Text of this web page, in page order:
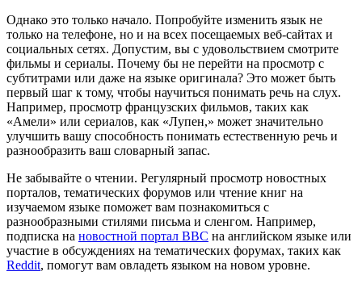
Однако это только начало. Попробуйте изменить язык не
только на телефоне, но и на всех посещаемых веб-сайтах и
социальных сетях. Допустим, вы с удовольствием смотрите
фильмы и сериалы. Почему бы не перейти на просмотр с
субтитрами или даже на языке оригинала? Это может быть
первый шаг к тому, чтобы научиться понимать речь на слух.
Например, просмотр французских фильмов, таких как
«Амели» или сериалов, как «Лупен,» может значительно
улучшить вашу способность понимать естественную речь и
разнообразить ваш словарный запас.
Не забывайте о чтении. Регулярный просмотр новостных
порталов, тематических форумов или чтение книг на
изучаемом языке поможет вам познакомиться с
разнообразными стилями письма и сленгом. Например,
подписка на новостной портал BBC на английском языке или
участие в обсуждениях на тематических форумах, таких как
Reddit, помогут вам овладеть языком на новом уровне.